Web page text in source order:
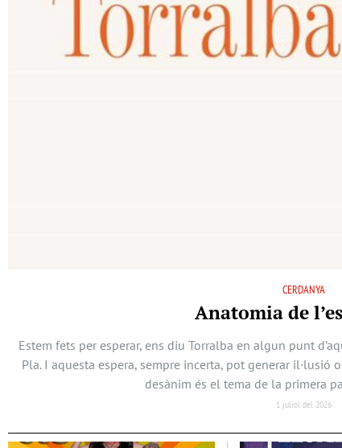
CERDANYA
Anatomia de
Estem fets per esperar, ens diu Torralba en algun punt
Pla. I aquesta espera, sempre incerta, pot generar
desànim és el tema de la primera
1 juliol del 2026